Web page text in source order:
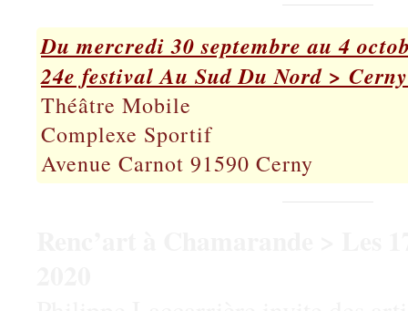
Du mercredi 30 septembre au 4
24e festival Au Sud Du Nord >
Théâtre Mobile
Complexe Sportif
Avenue Carnot 91590 Cerny